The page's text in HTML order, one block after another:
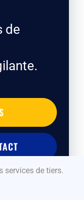
de
services de tiers.